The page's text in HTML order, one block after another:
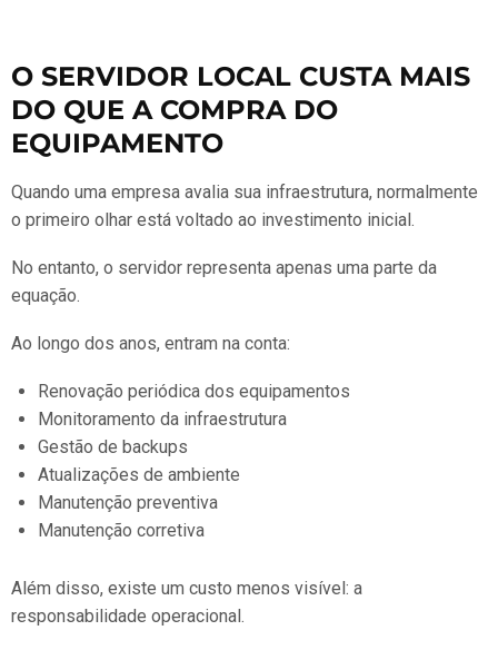
O SERVIDOR LOCAL CUSTA MAIS
DO QUE A COMPRA DO
EQUIPAMENTO
Quando uma empresa avalia sua infraestrutura, normalmente
o primeiro olhar está voltado ao investimento inicial.
No entanto, o servidor representa apenas uma parte da
equação.
Ao longo dos anos, entram na conta:
Renovação periódica dos equipamentos
Monitoramento da infraestrutura
Gestão de backups
Atualizações de ambiente
Manutenção preventiva
Manutenção corretiva
Além disso, existe um custo menos visível: a
responsabilidade operacional.